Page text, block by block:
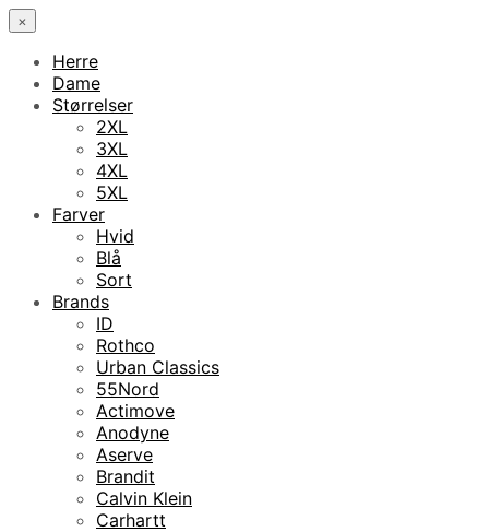
×
Herre
Dame
Størrelser
2XL
3XL
4XL
5XL
Farver
Hvid
Blå
Sort
Brands
ID
Rothco
Urban Classics
55Nord
Actimove
Anodyne
Aserve
Brandit
Calvin Klein
Carhartt